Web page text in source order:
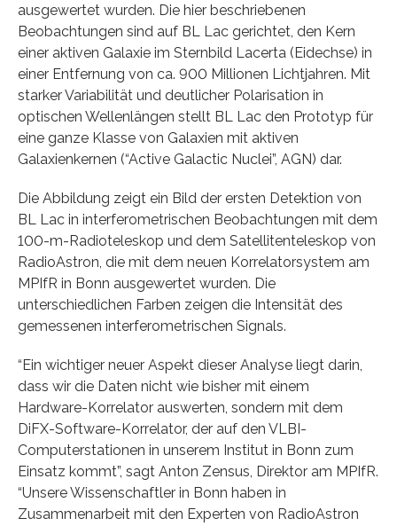
ausgewertet wurden. Die hier beschriebenen
Beobachtungen sind auf BL Lac gerichtet, den Kern
einer aktiven Galaxie im Sternbild Lacerta (Eidechse) in
einer Entfernung von ca. 900 Millionen Lichtjahren. Mit
starker Variabilität und deutlicher Polarisation in
optischen Wellenlängen stellt BL Lac den Prototyp für
eine ganze Klasse von Galaxien mit aktiven
Galaxienkernen (“Active Galactic Nuclei”, AGN) dar.
Die Abbildung zeigt ein Bild der ersten Detektion von
BL Lac in interferometrischen Beobachtungen mit dem
100-m-Radioteleskop und dem Satellitenteleskop von
RadioAstron, die mit dem neuen Korrelatorsystem am
MPIfR in Bonn ausgewertet wurden. Die
unterschiedlichen Farben zeigen die Intensität des
gemessenen interferometrischen Signals.
“Ein wichtiger neuer Aspekt dieser Analyse liegt darin,
dass wir die Daten nicht wie bisher mit einem
Hardware-Korrelator auswerten, sondern mit dem
DiFX-Software-Korrelator, der auf den VLBI-
Computerstationen in unserem Institut in Bonn zum
Einsatz kommt”, sagt Anton Zensus, Direktor am MPIfR.
“Unsere Wissenschaftler in Bonn haben in
Zusammenarbeit mit den Experten von RadioAstron